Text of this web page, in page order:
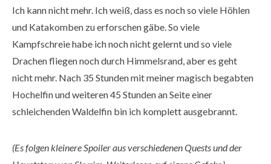
Ich kann nicht mehr. Ich weiß, dass es noch so viele Höhlen
und Katakomben zu erforschen gäbe. So viele
Kampfschreie habe ich noch nicht gelernt und so viele
Drachen fliegen noch durch Himmelsrand, aber es geht
nicht mehr. Nach 35 Stunden mit meiner magisch begabten
Hochelfin und weiteren 45 Stunden an Seite einer
schleichenden Waldelfin bin ich komplett ausgebrannt.
(Es folgen kleinere Spoiler aus verschiedenen Quests und der